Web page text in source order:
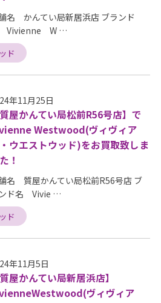
名 かんてい局新居浜店 ブランド
Vivienne W …
ド
年11月25日
質屋かんてい局松前R56号店】で
Westwood(ヴィヴィア
ウエストウッド)をお買取致しま
！
名 質屋かんてい局松前R56号店 ブ
ド名 Vivie …
ド
年11月5日
質屋かんてい局新居浜店】
ヴィヴィア